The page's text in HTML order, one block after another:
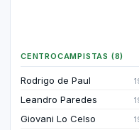
CENTROCAMPISTAS (8)
Rodrigo de Paul
Leandro Paredes
Giovani Lo Celso